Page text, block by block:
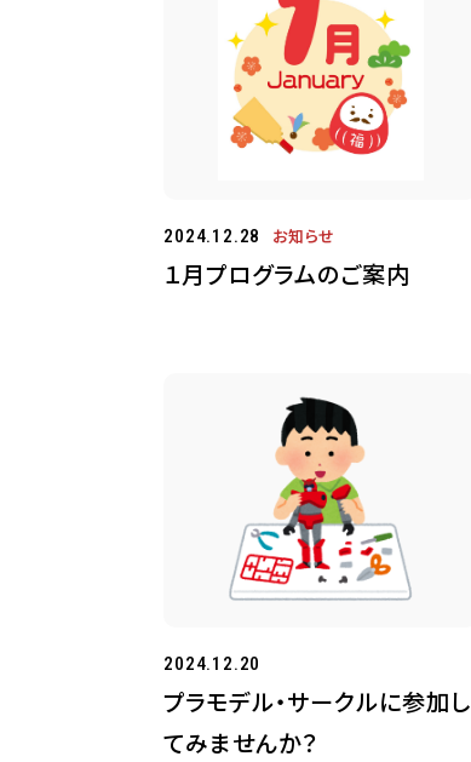
2024.12.28 お知らせ
１月プログラムのご案内
2024.12.20
プラモデル・サークルに参加し
てみませんか？